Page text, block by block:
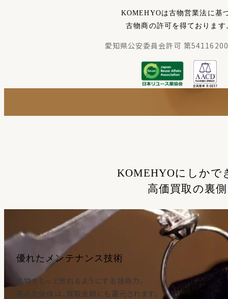
KOMEHYOは古物営業法に基
古物商の許可を得ております
愛知県公安委員会許可 第
KOMEHYOにしかで
高価買取の裏側
優れたメンテナンス技術
品物をもっと売れるようにする技術力。
高めた価値は、買取金額にも還元されます。